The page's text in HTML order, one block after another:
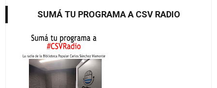
SUMÁ TU PROGRAMA A CSV RADIO